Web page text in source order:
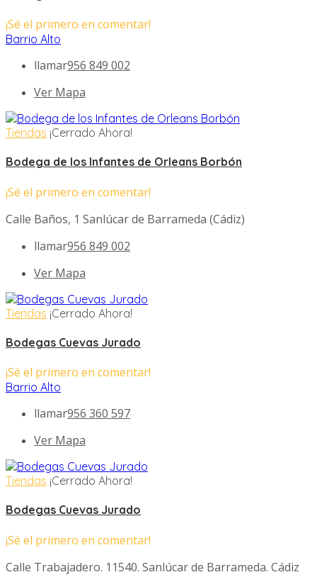
¡Sé el primero en comentar!
Barrio Alto
llamar956 849 002
Ver Mapa
Tiendas ¡Cerrado Ahora!
Bodega de los Infantes de Orleans Borbón
¡Sé el primero en comentar!
Calle Baños, 1 Sanlúcar de Barrameda (Cádiz)
llamar956 849 002
Ver Mapa
Tiendas ¡Cerrado Ahora!
Bodegas Cuevas Jurado
¡Sé el primero en comentar!
Barrio Alto
llamar956 360 597
Ver Mapa
Tiendas ¡Cerrado Ahora!
Bodegas Cuevas Jurado
¡Sé el primero en comentar!
Calle Trabajadero. 11540. Sanlúcar de Barrameda. Cádiz